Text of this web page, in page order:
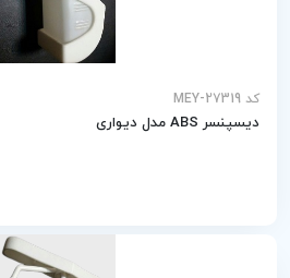
کد MEY-27319
دیسپنسر ABS مدل دیواری